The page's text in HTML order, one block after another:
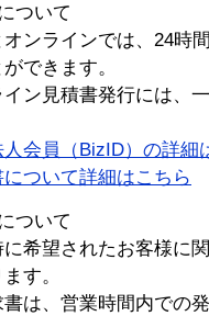
ついて
ンラインでは、24時
できます。
ン見積書発行には、
会員（BizID）の詳細
について詳細はこちら
ついて
に希望されたお客様に
す。
書は、営業時間内での